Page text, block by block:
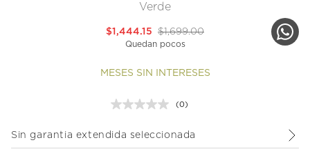
Verde
$1,699.00
$1,444.15
Quedan pocos
MESES SIN INTERESES
Sin
Enlace
(0)
Sin garantia extendida seleccionada